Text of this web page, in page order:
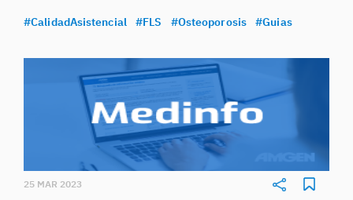
#CalidadAsistencial #FLS #Osteoporosis #Guias
25 MAR 2023